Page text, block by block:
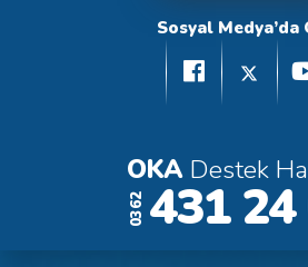
Sosyal Medya’da
OKA Destek
0362 431